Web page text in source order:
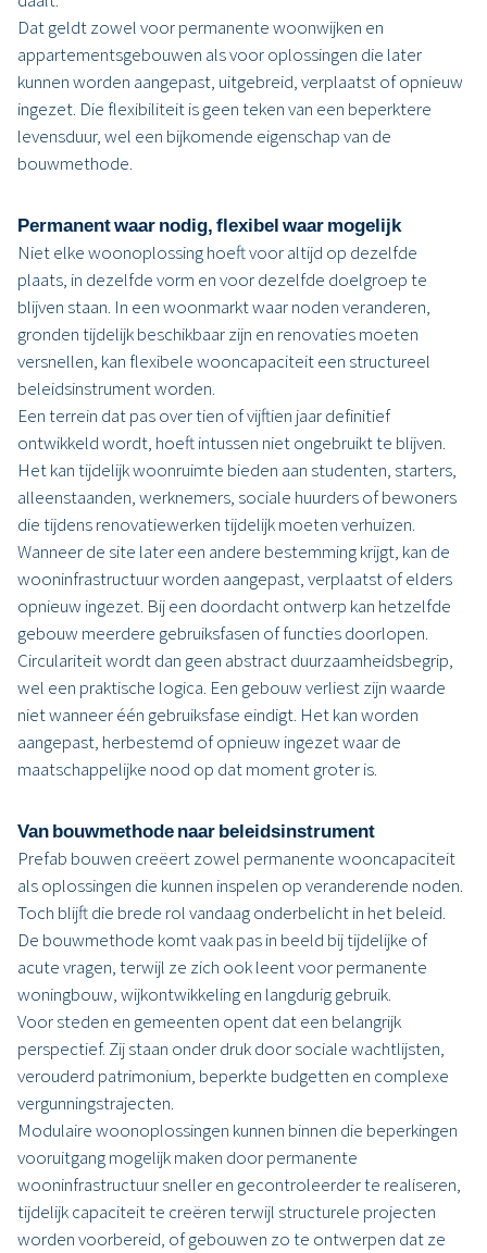
Dat geldt zowel voor permanente woonwijken en
appartementsgebouwen als voor oplossingen die later
kunnen worden aangepast, uitgebreid, verplaatst of opnieuw
ingezet. Die flexibiliteit is geen teken van een beperktere
levensduur, wel een bijkomende eigenschap van de
bouwmethode.
Permanent waar nodig, flexibel waar mogelijk
Niet elke woonoplossing hoeft voor altijd op dezelfde
plaats, in dezelfde vorm en voor dezelfde doelgroep te
blijven staan. In een woonmarkt waar noden veranderen,
gronden tijdelijk beschikbaar zijn en renovaties moeten
versnellen, kan flexibele wooncapaciteit een structureel
beleidsinstrument worden.
Een terrein dat pas over tien of vijftien jaar definitief
ontwikkeld wordt, hoeft intussen niet ongebruikt te blijven.
Het kan tijdelijk woonruimte bieden aan studenten, starters,
alleenstaanden, werknemers, sociale huurders of bewoners
die tijdens renovatiewerken tijdelijk moeten verhuizen.
Wanneer de site later een andere bestemming krijgt, kan de
wooninfrastructuur worden aangepast, verplaatst of elders
opnieuw ingezet. Bij een doordacht ontwerp kan hetzelfde
gebouw meerdere gebruiksfasen of functies doorlopen.
Circulariteit wordt dan geen abstract duurzaamheidsbegrip,
wel een praktische logica. Een gebouw verliest zijn waarde
niet wanneer één gebruiksfase eindigt. Het kan worden
aangepast, herbestemd of opnieuw ingezet waar de
maatschappelijke nood op dat moment groter is.
Van bouwmethode naar beleidsinstrument
Prefab bouwen creëert zowel permanente wooncapaciteit
als oplossingen die kunnen inspelen op veranderende noden.
Toch blijft die brede rol vandaag onderbelicht in het beleid.
De bouwmethode komt vaak pas in beeld bij tijdelijke of
acute vragen, terwijl ze zich ook leent voor permanente
woningbouw, wijkontwikkeling en langdurig gebruik.
Voor steden en gemeenten opent dat een belangrijk
perspectief. Zij staan onder druk door sociale wachtlijsten,
verouderd patrimonium, beperkte budgetten en complexe
vergunningstrajecten.
Modulaire woonoplossingen kunnen binnen die beperkingen
vooruitgang mogelijk maken door permanente
wooninfrastructuur sneller en gecontroleerder te realiseren,
tijdelijk capaciteit te creëren terwijl structurele projecten
worden voorbereid, of gebouwen zo te ontwerpen dat ze